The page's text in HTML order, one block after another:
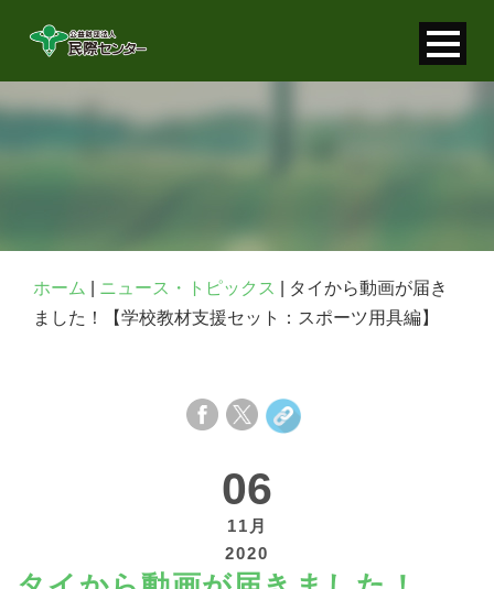
お問い合わせ
ホーム ニュース・トピックス
タイから動画が届き
ました！【学校教材支援セット：スポーツ用具編】
06
11月
2020